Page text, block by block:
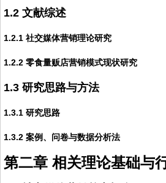
1.2 文献综述
1.2.1 社交媒体营销理论研究
1.2.2 零食量贩店营销模式现状研究
1.3 研究思路与方法
1.3.1 研究思路
1.3.2 案例、问卷与数据分析法
第二章 相关理论基础与